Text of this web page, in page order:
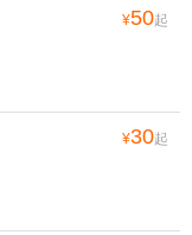
¥50起
¥30起